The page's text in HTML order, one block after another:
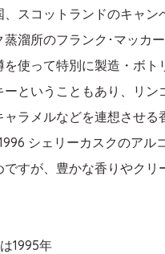
スコットランドのキャ
溜所のフランク･マッカ
使って特別に製造・ボト
ということもあり、リ
ラメルなどを連想させ
シェリーカスクのアル
すが、豊かな香りやク
1995年